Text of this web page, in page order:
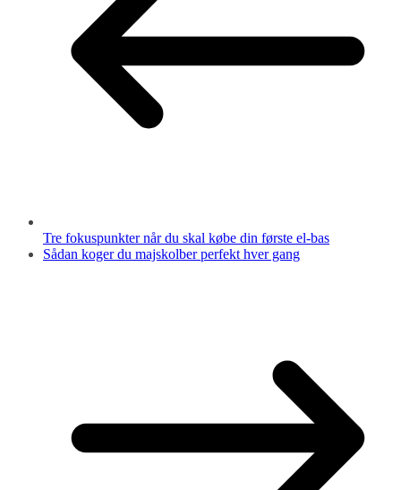
Tre fokuspunkter når du skal købe din første el-bas
Sådan koger du majskolber perfekt hver gang